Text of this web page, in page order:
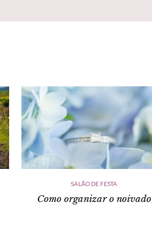
SALÃO DE FESTA
Como organizar o noivado